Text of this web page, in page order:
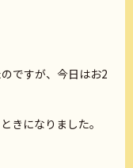
の方のみ）
ですが、今日はお2
きになりました。